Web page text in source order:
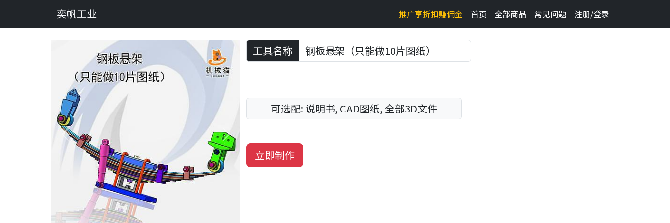
奕帆工业 推广享折扣赚佣金 首页 全部商品 常见问题 注册/登录
Previous Next
工具名称
可选配: 说明书, CAD图纸, 全部3D文件
立即制作